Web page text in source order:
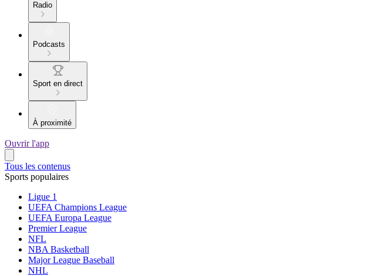
Radio
Podcasts
Sport en direct
À proximité
Ouvrir l'app
Tous les contenus
Sports populaires
Ligue 1
UEFA Champions League
UEFA Europa League
Premier League
NFL
NBA Basketball
Major League Baseball
NHL